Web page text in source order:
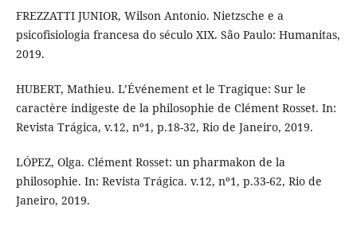
FREZZATTI JUNIOR, Wilson Antonio. Nietzsche e a
psicofisiologia francesa do século XIX. São Paulo: Humanitas,
2019.
HUBERT, Mathieu. L’Événement et le Tragique: Sur le
caractère indigeste de la philosophie de Clément Rosset. In:
Revista Trágica, v.12, nº1, p.18-32, Rio de Janeiro, 2019.
LÓPEZ, Olga. Clément Rosset: un pharmakon de la
philosophie. In: Revista Trágica. v.12, nº1, p.33-62, Rio de
Janeiro, 2019.